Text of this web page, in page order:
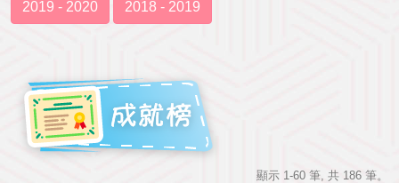
2019 - 2020 2018 - 2019
顯示 1-60 筆, 共 186 筆。